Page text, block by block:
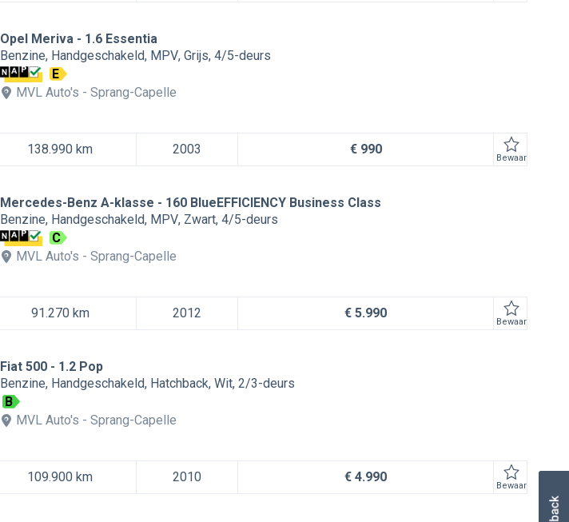
Opel Meriva
1.6 Essentia
Benzine Handgeschakeld MPV Grijs 4/5-deurs
E
MVL Auto's
Sprang-Capelle
138.990 km 2003 € 990
Bewaar
Mercedes-Benz A-klasse
160 BlueEFFICIENCY Business Class
Benzine Handgeschakeld MPV Zwart 4/5-deurs
C
MVL Auto's
Sprang-Capelle
91.270 km 2012 € 5.990
Bewaar
Fiat 500
1.2 Pop
Benzine Handgeschakeld Hatchback Wit 2/3-deurs
B
MVL Auto's
Sprang-Capelle
109.900 km 2010 € 4.990
Bewaar